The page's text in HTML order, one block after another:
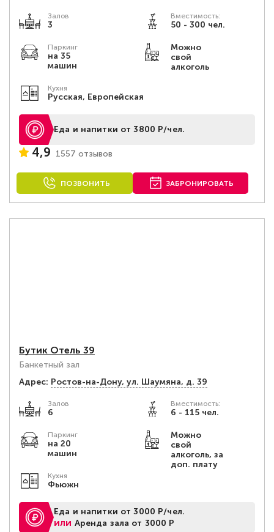
Залов
3
Вместимость:
50 - 300 чел.
Паркинг
на 35
машин
Можно
свой
алкоголь
Кухня
Русская, Европейская
Еда и напитки от 3800 Р/чел.
4,9 1557 отзывов
ПОЗВОНИТЬ ЗАБРОНИРОВАТЬ
Бутик Отель 39
Банкетный зал
Адрес: Ростов-на-Дону, ул. Шаумяна, д. 39
Залов
6
Вместимость:
6 - 115 чел.
Паркинг
на 20
машин
Можно
свой
алкоголь, за
доп. плату
Кухня
Фьюжн
Еда и напитки от 3000 Р/чел.
или Аренда зала от 3000 Р